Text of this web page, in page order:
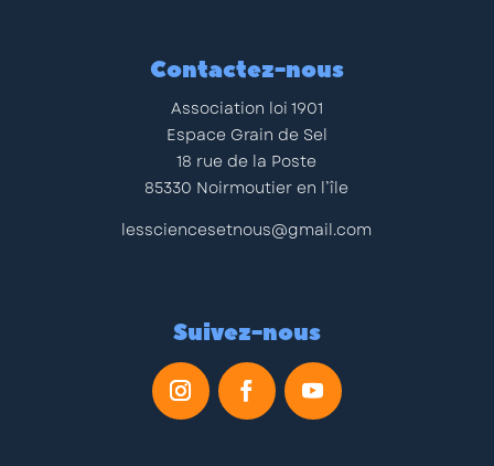
Contactez-nous
Association loi 1901
Espace Grain de Sel
18 rue de la Poste
85330 Noirmoutier en l’île
lessciencesetnous@gmail.com
Suivez-nous